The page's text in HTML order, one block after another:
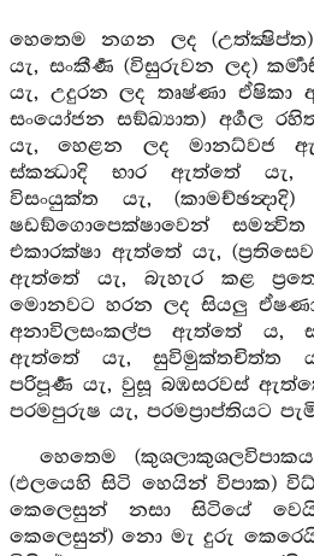
හෙතෙම නගන ලද
යැ, සංකීර්‍ණ (විසුරුවන ලද)
යැ, උදුරන ලද තෘෂ්ණා ඒෂිකා
සංයෝජන සඞ්ඛ්‍යාත) අර්‍ගල
යැ, හෙළන ලද මානධ්වජ
ස්කන්‍ධාදි භාර ඇත්තේ යැ,
විසංයුක්ත යැ,
ෂඩඞ්ගොපෙක්ෂාවෙන් සමන්‍විත
එකාරක්ෂා ඇත්තේ යැ,
ඇත්තේ යැ, බැහැර කළ
මොනවට හරන ලද සියලු
අනාවිලසංකල්ප ඇත්තේ ය,
ඇත්තේ යැ, සුවිමුක්තචිත්ත
පරිපූර්‍ණ යැ, වුසූ බඹසරවස්
පරමපුරුෂ යැ, පරමප්‍රාප්තියට
හෙතෙම
(ඵලයෙහි සිටි හෙයින් විපාක)
කෙලෙසුන් නසා සිටියේ
කෙලෙසුන්) නො මැ දුරු කෙරෙයි.